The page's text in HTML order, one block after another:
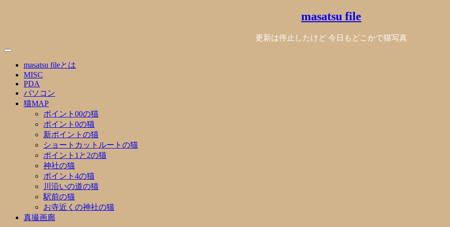
masatsu file
更新は停止したけど 今日もどこかで猫写真
masatsu fileとは
MISC
PDA
パソコン
猫MAP
ポイント00の猫
ポイント0の猫
新ポイントの猫
ショートカットルートの猫
ポイント1と2の猫
神社の猫
ポイント4の猫
川沿いの道の猫
駅前の猫
お寺近くの神社の猫
真撮画廊